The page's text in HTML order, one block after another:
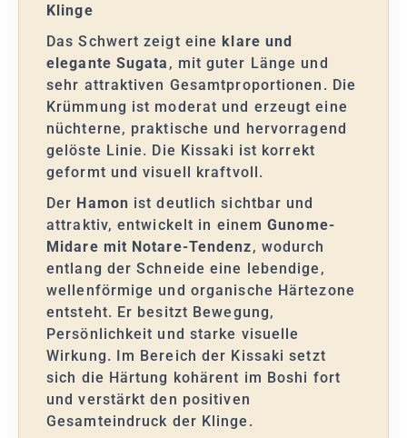
Klinge
Das Schwert zeigt eineklare und
elegante Sugata , mit guter Länge und
sehr attraktiven Gesamtproportionen. Die
Krümmung ist moderat und erzeugt eine
nüchterne, praktische und hervorragend
gelöste Linie. Die Kissaki ist korrekt
geformt und visuell kraftvoll.
Der Hamon ist deutlich sichtbar und
attraktiv, entwickelt in einemGunome-
Midare mit Notare-Tendenz, wodurch
entlang der Schneide eine lebendige,
wellenförmige und organische Härtezone
entsteht. Er besitzt Bewegung,
Persönlichkeit und starke visuelle
Wirkung. Im Bereich der Kissaki setzt
sich die Härtung kohärent im Boshi fort
und verstärkt den positiven
Gesamteindruck der Klinge.